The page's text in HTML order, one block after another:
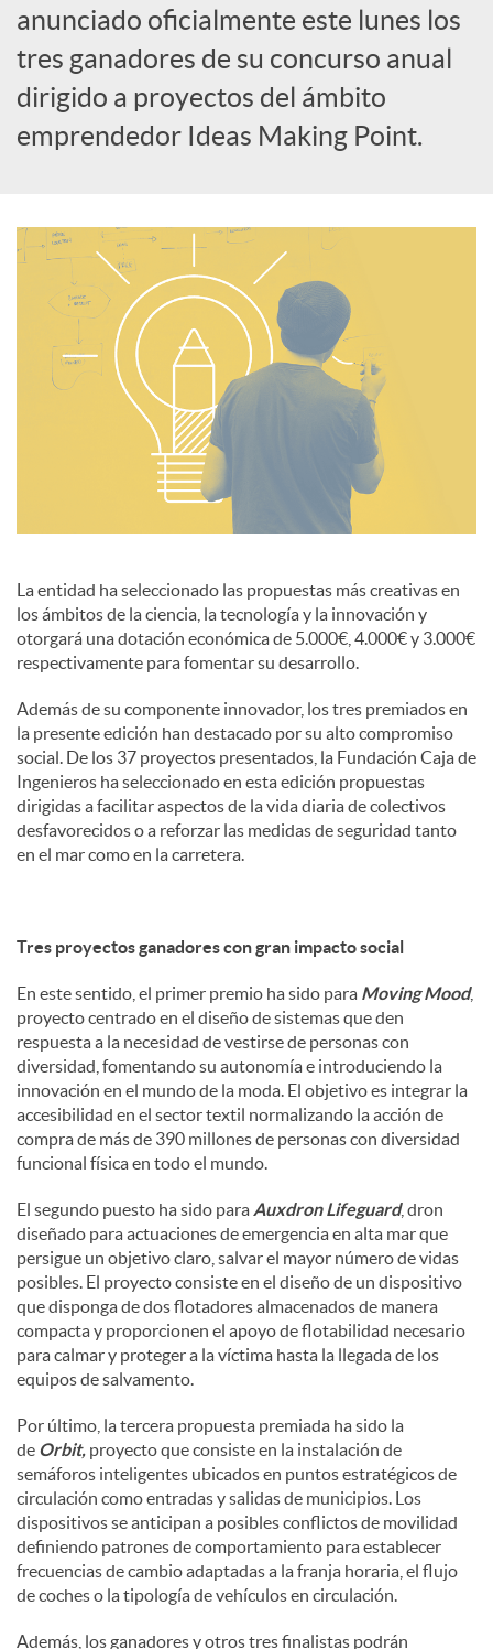
S
o
i
s
anunciado oficialmente este lunes los
tres ganadores de su concurso anual
dirigido a proyectos del ámbito
emprendedor Ideas Making Point.
La entidad ha seleccionado las propuestas más creativas en
los ámbitos de la ciencia, la tecnología y la innovación y
otorgará una dotación económica de 5.000€, 4.000€ y 3.000€
respectivamente para fomentar su desarrollo.
Además de su componente innovador, los tres premiados en
la presente edición han destacado por su alto compromiso
social. De los 37 proyectos presentados, la Fundación Caja de
Ingenieros ha seleccionado en esta edición propuestas
dirigidas a facilitar aspectos de la vida diaria de colectivos
desfavorecidos o a reforzar las medidas de seguridad tanto
en el mar como en la carretera.
Tres proyectos ganadores con gran impacto social
En este sentido, el primer premio ha sido para Moving Mood,
proyecto centrado en el diseño de sistemas que den
respuesta a la necesidad de vestirse de personas con
diversidad, fomentando su autonomía e introduciendo la
innovación en el mundo de la moda. El objetivo es integrar la
accesibilidad en el sector textil normalizando la acción de
compra de más de 390 millones de personas con diversidad
funcional física en todo el mundo.
El segundo puesto ha sido para Auxdron Lifeguard, dron
diseñado para actuaciones de emergencia en alta mar que
persigue un objetivo claro, salvar el mayor número de vidas
posibles. El proyecto consiste en el diseño de un dispositivo
que disponga de dos flotadores almacenados de manera
compacta y proporcionen el apoyo de flotabilidad necesario
para calmar y proteger a la víctima hasta la llegada de los
equipos de salvamento.
Por último, la tercera propuesta premiada ha sido la
de Orbit, proyecto que consiste en la instalación de
semáforos inteligentes ubicados en puntos estratégicos de
circulación como entradas y salidas de municipios. Los
dispositivos se anticipan a posibles conflictos de movilidad
definiendo patrones de comportamiento para establecer
frecuencias de cambio adaptadas a la franja horaria, el flujo
de coches o la tipología de vehículos en circulación.
Además, los ganadores y otros tres finalistas podrán